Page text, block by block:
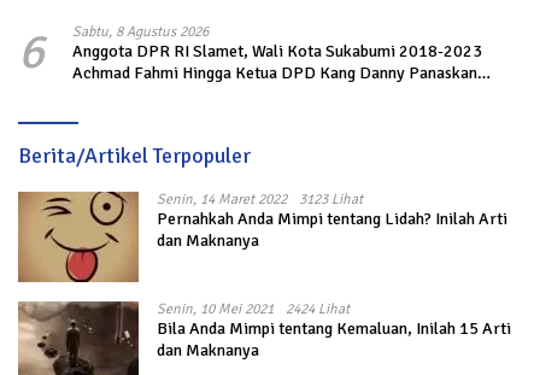
6 Sabtu, 8 Agustus 2026
Anggota DPR RI Slamet, Wali Kota Sukabumi 2018-2023
Achmad Fahmi Hingga Ketua DPD Kang Danny Panaskan
Berita/Artikel Terpopuler
Senin, 14 Maret 2022 3123 Lihat
Pernahkah Anda Mimpi tentang Lidah? Inilah Arti
dan Maknanya
Senin, 10 Mei 2021 2424 Lihat
Bila Anda Mimpi tentang Kemaluan, Inilah 15 Arti
dan Maknanya